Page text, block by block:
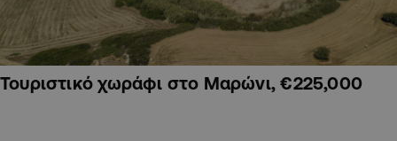
Τουριστικό χωράφι στο Μαρώνι, €225,000